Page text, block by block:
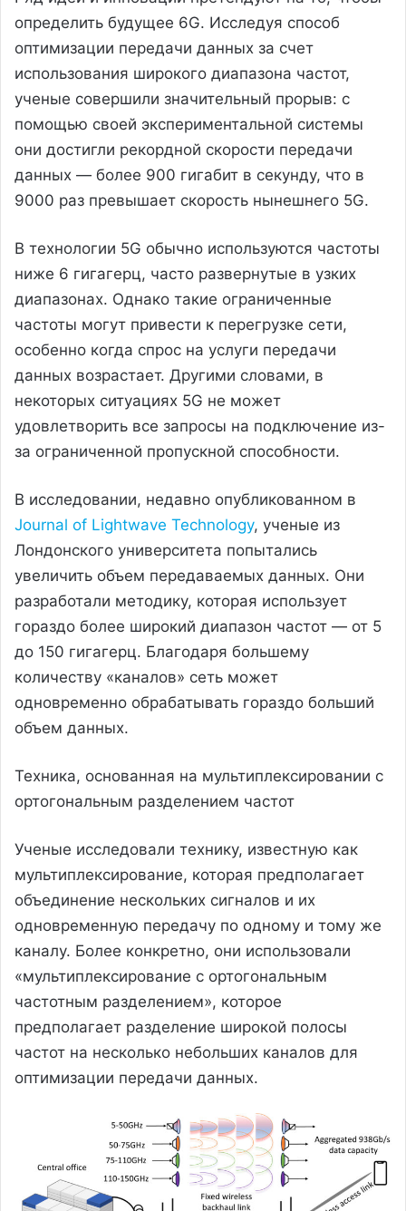
определить будущее 6G. Исследуя способ
оптимизации передачи данных за счет
использования широкого диапазона частот,
ученые совершили значительный прорыв: с
помощью своей экспериментальной системы
они достигли рекордной скорости передачи
данных — более 900 гигабит в секунду, что в
9000 раз превышает скорость нынешнего 5G.
В технологии 5G обычно используются частоты
ниже 6 гигагерц, часто развернутые в узких
диапазонах. Однако такие ограниченные
частоты могут привести к перегрузке сети,
особенно когда спрос на услуги передачи
данных возрастает. Другими словами, в
некоторых ситуациях 5G не может
удовлетворить все запросы на подключение из-
за ограниченной пропускной способности.
В исследовании, недавно опубликованном в
Journal of Lightwave Technology, ученые из
Лондонского университета попытались
увеличить объем передаваемых данных. Они
разработали методику, которая использует
гораздо более широкий диапазон частот — от 5
до 150 гигагерц. Благодаря большему
количеству «каналов» сеть может
одновременно обрабатывать гораздо больший
объем данных.
Техника, основанная на мультиплексировании с
ортогональным разделением частот
Ученые исследовали технику, известную как
мультиплексирование, которая предполагает
объединение нескольких сигналов и их
одновременную передачу по одному и тому же
каналу. Более конкретно, они использовали
«мультиплексирование с ортогональным
частотным разделением», которое
предполагает разделение широкой полосы
частот на несколько небольших каналов для
оптимизации передачи данных.